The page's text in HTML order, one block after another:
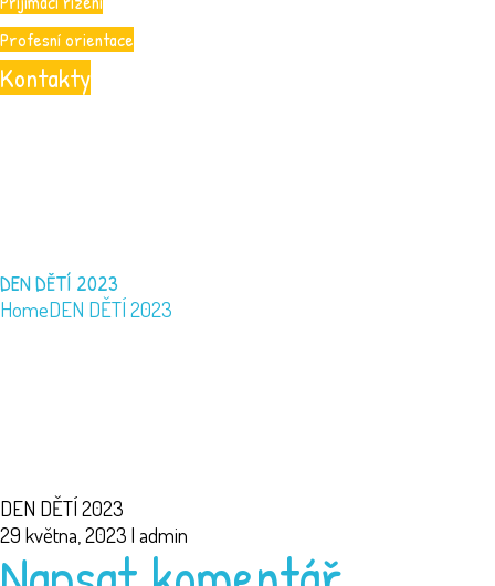
Profesní orientace
Kontakty
DEN DĚTÍ 2023
HomeDEN DĚTÍ 2023
DEN DĚTÍ 2023
29 května, 2023 | admin